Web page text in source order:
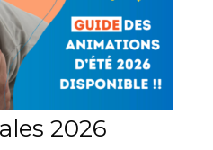
2026